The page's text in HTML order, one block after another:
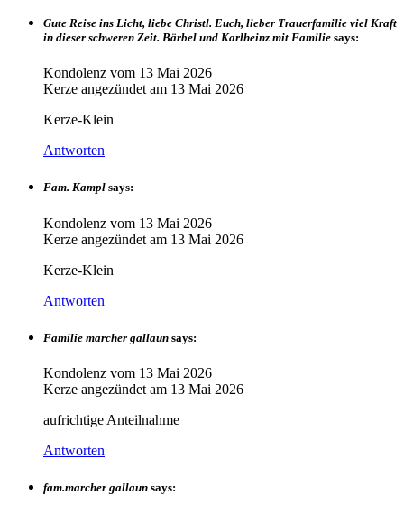
Gute Reise ins Licht, liebe Christl. Euch, lieber Trauerfamilie viel Kraft
in dieser schweren Zeit. Bärbel und Karlheinz mit Familie says:
Kondolenz vom 13 Mai 2026
Kerze angezündet am 13 Mai 2026
Kerze-Klein
Antworten
Fam. Kampl says:
Kondolenz vom 13 Mai 2026
Kerze angezündet am 13 Mai 2026
Kerze-Klein
Antworten
Familie marcher gallaun says:
Kondolenz vom 13 Mai 2026
Kerze angezündet am 13 Mai 2026
aufrichtige Anteilnahme
Antworten
fam.marcher gallaun says: